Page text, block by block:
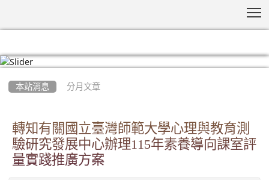
本站消息 分月文章
轉知有關國立臺灣師範大學心理與教育測
驗研究發展中心辦理115年素養導向課室評
量實踐推廣方案